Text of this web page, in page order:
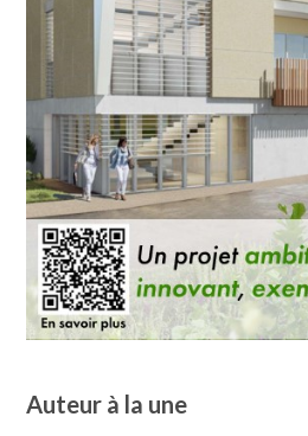
Auteur à la une